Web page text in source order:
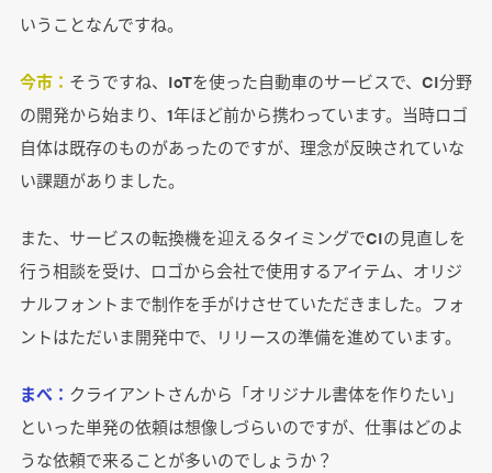
いうことなんですね。
今市： そうですね、IoTを使った自動車のサービスで、CI分野
の開発から始まり、1年ほど前から携わっています。当時ロゴ
自体は既存のものがあったのですが、理念が反映されていな
い課題がありました。
また、サービスの転換機を迎えるタイミングでCIの見直しを
行う相談を受け、ロゴから会社で使用するアイテム、オリジ
ナルフォントまで制作を手がけさせていただきました。フォ
ントはただいま開発中で、リリースの準備を進めています。
まべ： クライアントさんから「オリジナル書体を作りたい」
といった単発の依頼は想像しづらいのですが、仕事はどのよ
うな依頼で来ることが多いのでしょうか？